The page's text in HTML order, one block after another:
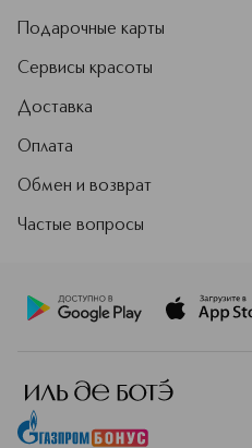
Подарочные карты
Сервисы красоты
Доставка
Оплата
Обмен и возврат
Частые вопросы